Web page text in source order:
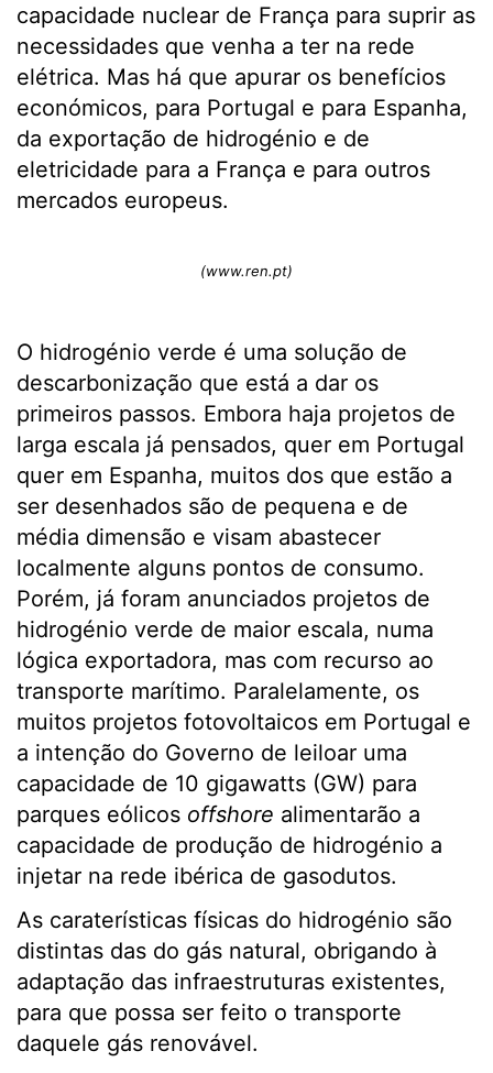
capacidade nuclear de França para suprir as
necessidades que venha a ter na rede
elétrica. Mas há que apurar os benefícios
económicos, para Portugal e para Espanha,
da exportação de hidrogénio e de
eletricidade para a França e para outros
mercados europeus.
(www.ren.pt)
O hidrogénio verde é uma solução de
descarbonização que está a dar os
primeiros passos. Embora haja projetos de
larga escala já pensados, quer em Portugal
quer em Espanha, muitos dos que estão a
ser desenhados são de pequena e de
média dimensão e visam abastecer
localmente alguns pontos de consumo.
Porém, já foram anunciados projetos de
hidrogénio verde de maior escala, numa
lógica exportadora, mas com recurso ao
transporte marítimo. Paralelamente, os
muitos projetos fotovoltaicos em Portugal e
a intenção do Governo de leiloar uma
capacidade de 10 gigawatts (GW) para
parques eólicos offshore alimentarão a
capacidade de produção de hidrogénio a
injetar na rede ibérica de gasodutos.
As caraterísticas físicas do hidrogénio são
distintas das do gás natural, obrigando à
adaptação das infraestruturas existentes,
para que possa ser feito o transporte
daquele gás renovável.